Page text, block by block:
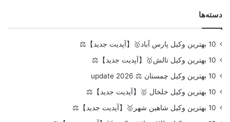
دسته‌ها
10 بهترین وکیل پارس آباد🥇【آپدیت جدید】⚖️
10 بهترین وکیل تالش🥇【آپدیت جدید】⚖️
10 بهترین وکیل چمستان ⚖️ update 2026
10 بهترین وکیل خلخال 🥇【آپدیت جدید】⚖️
10 بهترین وکیل شاهین شهر🥇【آپدیت جدید】⚖️